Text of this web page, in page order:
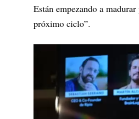
Están empezando a
próximo ciclo”.